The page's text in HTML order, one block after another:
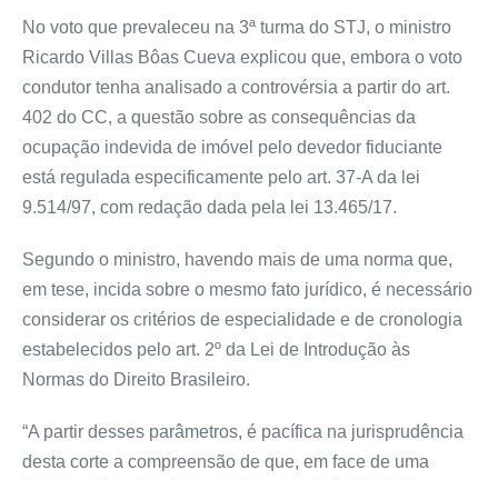
No voto que prevaleceu na 3ª turma do STJ, o ministro
Ricardo Villas Bôas Cueva explicou que, embora o voto
condutor tenha analisado a controvérsia a partir do art.
402 do CC, a questão sobre as consequências da
ocupação indevida de imóvel pelo devedor fiduciante
está regulada especificamente pelo art. 37-A da lei
9.514/97, com redação dada pela lei 13.465/17.
Segundo o ministro, havendo mais de uma norma que,
em tese, incida sobre o mesmo fato jurídico, é necessário
considerar os critérios de especialidade e de cronologia
estabelecidos pelo art. 2º da Lei de Introdução às
Normas do Direito Brasileiro.
“A partir desses parâmetros, é pacífica na jurisprudência
desta corte a compreensão de que, em face de uma